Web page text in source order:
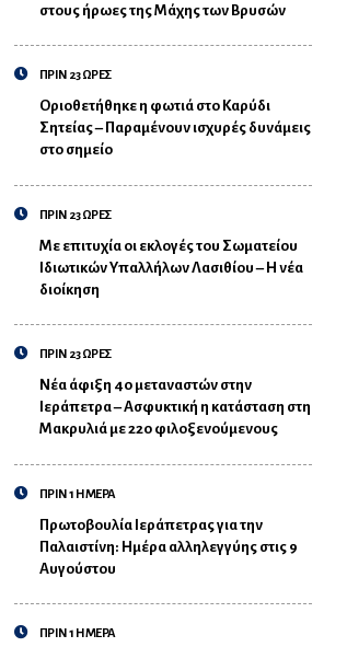
στους ήρωες της Μάχης των Βρυσών
ΠΡΙΝ 23 ΩΡΕΣ
Οριοθετήθηκε η φωτιά στο Καρύδι
Σητείας – Παραμένουν ισχυρές δυνάμεις
στο σημείο
ΠΡΙΝ 23 ΩΡΕΣ
Με επιτυχία οι εκλογές του Σωματείου
Ιδιωτικών Υπαλλήλων Λασιθίου – Η νέα
διοίκηση
ΠΡΙΝ 23 ΩΡΕΣ
Νέα άφιξη 40 μεταναστών στην
Ιεράπετρα – Ασφυκτική η κατάσταση στη
Μακρυλιά με 220 φιλοξενούμενους
ΠΡΙΝ 1 ΗΜΕΡΑ
Πρωτοβουλία Ιεράπετρας για την
Παλαιστίνη: Ημέρα αλληλεγγύης στις 9
Αυγούστου
ΠΡΙΝ 1 ΗΜΕΡΑ